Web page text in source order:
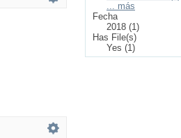
... más
Fecha
2018 (1)
Has File(s)
Yes (1)